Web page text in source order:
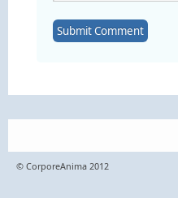
© CorporeAnima 2012